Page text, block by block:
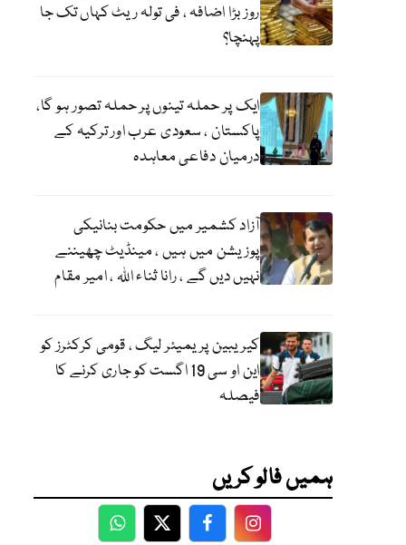
روز بڑا اضافہ ، فی تولہ ریٹ کہاں تک جا
پہنچا؟
ایک پر حملہ تینوں پر حملہ تصور ہو گا،
پاکستان ، سعودی عرب اور ترکیہ کے
درمیان دفاعی معاہدہ
آزاد کشمیر میں حکومت بنانیکی
پوزیشن میں ہیں ، مینڈیٹ چھیننے
نہیں دیں گے ، رانا ثناء اللہ ، امیر مقام
کیریبین پریمیئر لیگ ، قومی کرکٹرز کو
این او سی 19 اگست کو جاری کرنے کا
فیصلہ
ہمیں فالو کریں
WhatsApp
TwitterFacebookFacebook